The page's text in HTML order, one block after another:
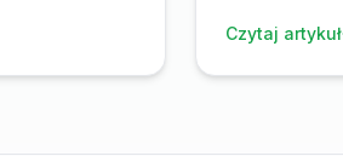
2x22kW.
Czytaj artykuł